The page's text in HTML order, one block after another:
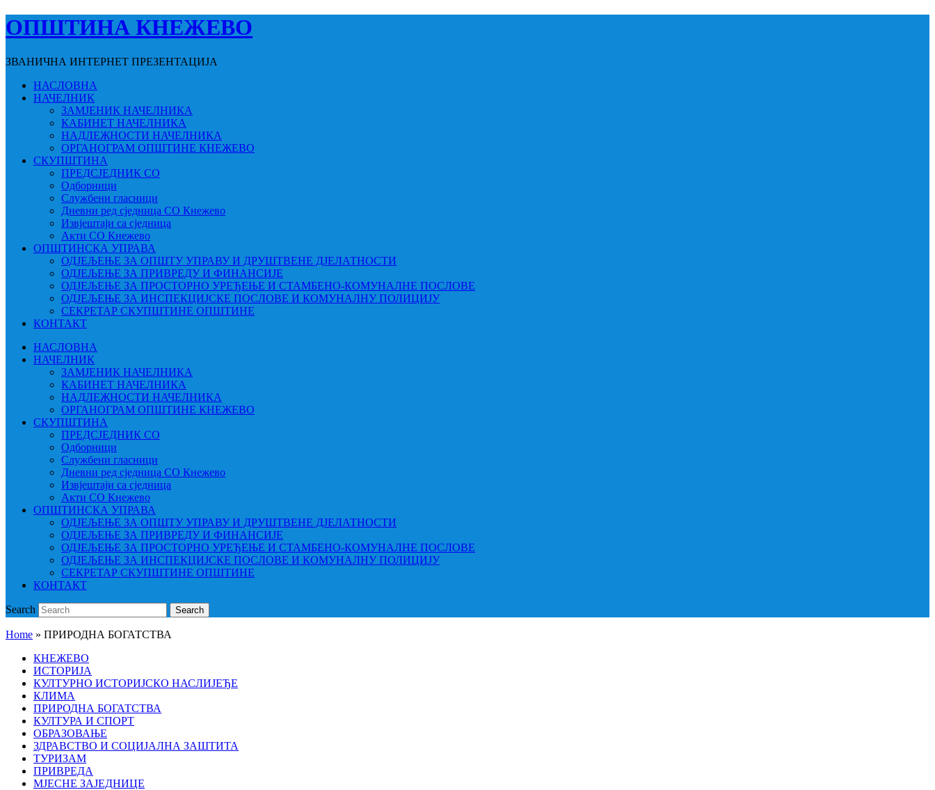
ОПШТИНА КНЕЖЕВО
ЗВАНИЧНА ИНТЕРНЕТ ПРЕЗЕНТАЦИЈА
НАСЛОВНА
НАЧЕЛНИК
ЗАМЈЕНИК НАЧЕЛНИКА
КАБИНЕТ НАЧЕЛНИКА
НАДЛЕЖНОСТИ НАЧЕЛНИКА
ОРГАНОГРАМ ОПШТИНЕ КНЕЖЕВО
СКУПШТИНА
ПРЕДСЈЕДНИК СО
Одборници
Службени гласници
Дневни ред сједница СО Кнежево
Извјештаји са сједница
Акти СО Кнежево
ОПШТИНСКА УПРАВА
ОДЈЕЉЕЊЕ ЗА ОПШТУ УПРАВУ И ДРУШТВЕНЕ ДЈЕЛАТНОСТИ
ОДЈЕЉЕЊЕ ЗА ПРИВРЕДУ И ФИНАНСИЈЕ
ОДЈЕЉЕЊЕ ЗА ПРОСТОРНО УРЕЂЕЊЕ И СТАМБЕНО-КОМУНАЛНЕ ПОСЛОВЕ
ОДЈЕЉЕЊЕ ЗА ИНСПЕКЦИЈСКЕ ПОСЛОВЕ И КОМУНАЛНУ ПОЛИЦИЈУ
СЕКРЕТАР СКУПШТИНЕ ОПШТИНЕ
КОНТАКТ
НАСЛОВНА
НАЧЕЛНИК
ЗАМЈЕНИК НАЧЕЛНИКА
КАБИНЕТ НАЧЕЛНИКА
НАДЛЕЖНОСТИ НАЧЕЛНИКА
ОРГАНОГРАМ ОПШТИНЕ КНЕЖЕВО
СКУПШТИНА
ПРЕДСЈЕДНИК СО
Одборници
Службени гласници
Дневни ред сједница СО Кнежево
Извјештаји са сједница
Акти СО Кнежево
ОПШТИНСКА УПРАВА
ОДЈЕЉЕЊЕ ЗА ОПШТУ УПРАВУ И ДРУШТВЕНЕ ДЈЕЛАТНОСТИ
ОДЈЕЉЕЊЕ ЗА ПРИВРЕДУ И ФИНАНСИЈЕ
ОДЈЕЉЕЊЕ ЗА ПРОСТОРНО УРЕЂЕЊЕ И СТАМБЕНО-КОМУНАЛНЕ ПОСЛОВЕ
ОДЈЕЉЕЊЕ ЗА ИНСПЕКЦИЈСКЕ ПОСЛОВЕ И КОМУНАЛНУ ПОЛИЦИЈУ
СЕКРЕТАР СКУПШТИНЕ ОПШТИНЕ
КОНТАКТ
Search Search
Home » ПРИРОДНА БОГАТСТВА
КНЕЖЕВО
ИСТОРИЈА
КУЛТУРНО ИСТОРИЈСКО НАСЛИЈЕЂЕ
КЛИМА
ПРИРОДНА БОГАТСТВА
КУЛТУРА И СПОРТ
ОБРАЗОВАЊЕ
ЗДРАВСТВО И СОЦИЈАЛНА ЗАШТИТА
ТУРИЗАМ
ПРИВРЕДА
МЈЕСНЕ ЗАЈЕДНИЦЕ